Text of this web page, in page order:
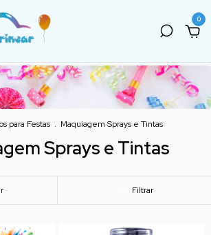
0
para Festas . Maquiagem Sprays e Tintas
Sprays e Tintas
Filtrar